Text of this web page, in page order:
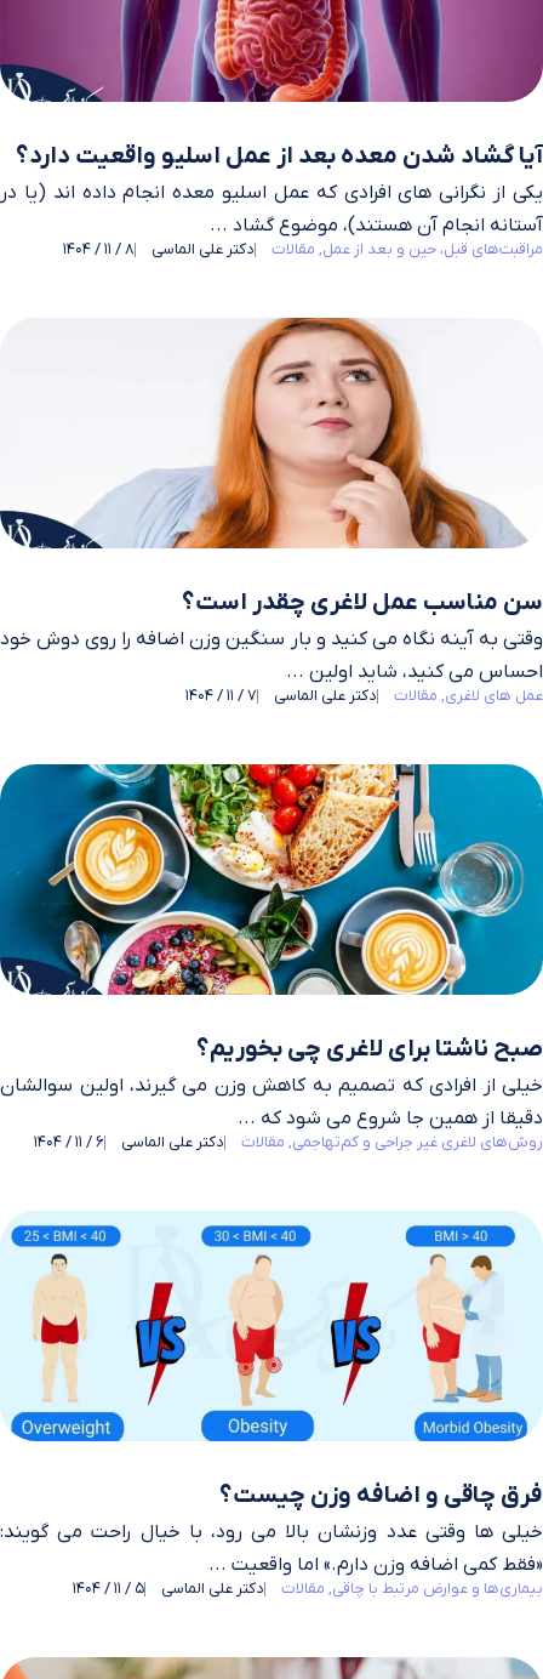
آیا گشاد شدن معده بعد از عمل اسلیو واقعیت دارد؟
یکی از نگرانی های افرادی که عمل اسلیو معده انجام داده اند (یا در
آستانه انجام آن هستند)، موضوع گشاد ...
مراقبت‌های قبل، حین و بعد از عمل مقالات دکتر علی الماسی 8 / 11 / 1404
سن مناسب عمل لاغری چقدر است؟
وقتی به آینه نگاه می‌ کنید و بار سنگین وزن اضافه را روی دوش خود
احساس می‌ کنید، شاید اولین ...
عمل های لاغری مقالات دکتر علی الماسی 7 / 11 / 1404
صبح ناشتا برای لاغری چی بخوریم؟
خیلی از افرادی که تصمیم به کاهش وزن می‌ گیرند، اولین سوالشان
دقیقا از همین‌ جا شروع می‌ شود که ...
روش‌های لاغری غیر جراحی و کم‌تهاجمی مقالات دکتر علی الماسی 6 / 11 / 1404
فرق چاقی و اضافه وزن چیست؟
خیلی‌ ها وقتی عدد وزنشان بالا می‌ رود، با خیال راحت می‌ گویند:
«فقط کمی اضافه وزن دارم.» اما واقعیت ...
بیماری‌ها و عوارض مرتبط با چاقی مقالات دکتر علی الماسی 5 / 11 / 1404